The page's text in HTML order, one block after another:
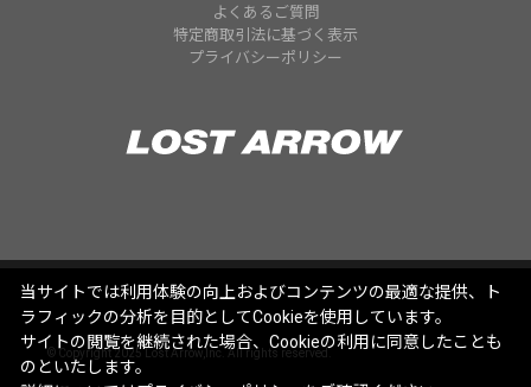
よくあるご質問
特定商取引法に基づく表示
プライバシーポリシー
© Copyright 2025 Lost Arrow,Inc. All rights reserved.
当サイトでは利用体験の向上およびコンテンツの最適な提供、ト
ラフィックの分析を目的としてCookieを使用しています。
サイトの閲覧を継続された場合、Cookieの利用に同意したことも
のといたします。